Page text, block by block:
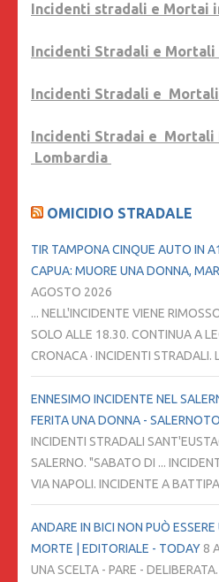
Incidenti stradali e Mortai
Incidenti Stradali e Mortali
Incidenti Stradali e
Incidenti Stradai e Mortali
Lombardia
OMICIDIO STRADALE
TIR TAMPONA CINQUE AUTO IN
CAPUA: MUORE UNA DONNA,
AGOSTO 2026
... NELL'INCIDENTE VIENE
SOLO ALLE 18.30. CONTINUA A
CRONACA · INCIDENTI STRADALI.
ENNESIMO INCIDENTE NEL
FERITA UNA DONNA -
INCIDENTI STRADALI
SALERNO. "SABATO DI ...
VIA NAPOLI. INCIDENTE A
ANDARE IN BICI NON PUÒ
MORTE | EDITORIALE - TODAY8
UNA SCELTA - PARE -